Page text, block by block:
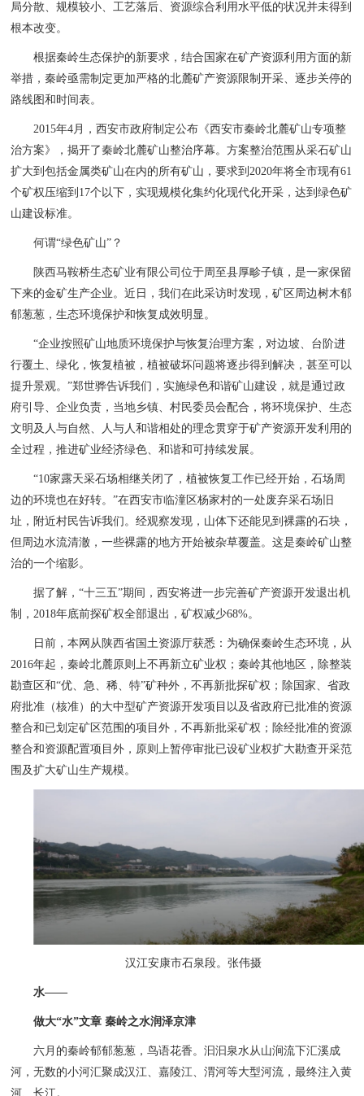
局分散、规模较小、工艺落后、资源综合利用水平低的状况并未得到
根本改变。
根据秦岭生态保护的新要求，结合国家在矿产资源利用方面的新
举措，秦岭亟需制定更加严格的北麓矿产资源限制开采、逐步关停的
路线图和时间表。
2015年4月，西安市政府制定公布《西安市秦岭北麓矿山专项整
治方案》，揭开了秦岭北麓矿山整治序幕。方案整治范围从采石矿山
扩大到包括金属类矿山在内的所有矿山，要求到2020年将全市现有61
个矿权压缩到17个以下，实现规模化集约化现代化开采，达到绿色矿
山建设标准。
何谓“绿色矿山”？
陕西马鞍桥生态矿业有限公司位于周至县厚畛子镇，是一家保留
下来的金矿生产企业。近日，我们在此采访时发现，矿区周边树木郁
郁葱葱，生态环境保护和恢复成效明显。
“企业按照矿山地质环境保护与恢复治理方案，对边坡、台阶进
行覆土、绿化，恢复植被，植被破坏问题将逐步得到解决，甚至可以
提升景观。”郑世骅告诉我们，实施绿色和谐矿山建设，就是通过政
府引导、企业负责，当地乡镇、村民委员会配合，将环境保护、生态
文明及人与自然、人与人和谐相处的理念贯穿于矿产资源开发利用的
全过程，推进矿业经济绿色、和谐和可持续发展。
“10家露天采石场相继关闭了，植被恢复工作已经开始，石场周
边的环境也在好转。”在西安市临潼区杨家村的一处废弃采石场旧
址，附近村民告诉我们。经观察发现，山体下还能见到裸露的石块，
但周边水流清澈，一些裸露的地方开始被杂草覆盖。这是秦岭矿山整
治的一个缩影。
据了解，“十三五”期间，西安将进一步完善矿产资源开发退出机
制，2018年底前探矿权全部退出，矿权减少68%。
日前，本网从陕西省国土资源厅获悉：为确保秦岭生态环境，从
2016年起，秦岭北麓原则上不再新立矿业权；秦岭其他地区，除整装
勘查区和“优、急、稀、特”矿种外，不再新批探矿权；除国家、省政
府批准（核准）的大中型矿产资源开发项目以及省政府已批准的资源
整合和已划定矿区范围的项目外，不再新批采矿权；除经批准的资源
整合和资源配置项目外，原则上暂停审批已设矿业权扩大勘查开采范
围及扩大矿山生产规模。
汉江安康市石泉段。张伟摄
水——
做大“水”文章 秦岭之水润泽京津
六月的秦岭郁郁葱葱，鸟语花香。汩汩泉水从山涧流下汇溪成
河，无数的小河汇聚成汉江、嘉陵江、渭河等大型河流，最终注入黄
河、长江。